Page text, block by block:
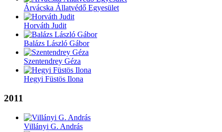
Árvácska Állatvédő Egyesület
Horváth Judit
Balázs László Gábor
Szentendrey Géza
Hegyi Füstös Ilona
2011
Villányi G. András